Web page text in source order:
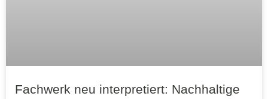
Fachwerk neu interpretiert: Nachhaltige